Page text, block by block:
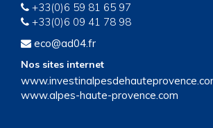
+33(0)6 59 81 65 97
+33(0)6 09 41 78 98
eco@ad04.fr
Nos sites internet
www.alpes-haute-provence.com